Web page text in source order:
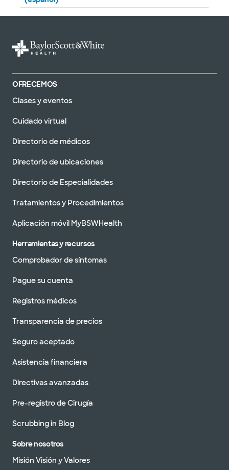
OFRECEMOS
Clases y eventos
Cuidado virtual
Directorio de médicos
Directorio de ubicaciones
Directorio de Especialidades
Tratamientos y Procedimientos
Aplicación móvil MyBSWHealth
Herramientas y recursos
Comprobador de síntomas
Pague su cuenta
Registros médicos
Transparencia de precios
Seguro aceptado
Asistencia financiera
Directivas avanzadas
Pre-registro de Cirugía
Scrubbing in Blog
Sobre nosotros
Misión Visión y Valores